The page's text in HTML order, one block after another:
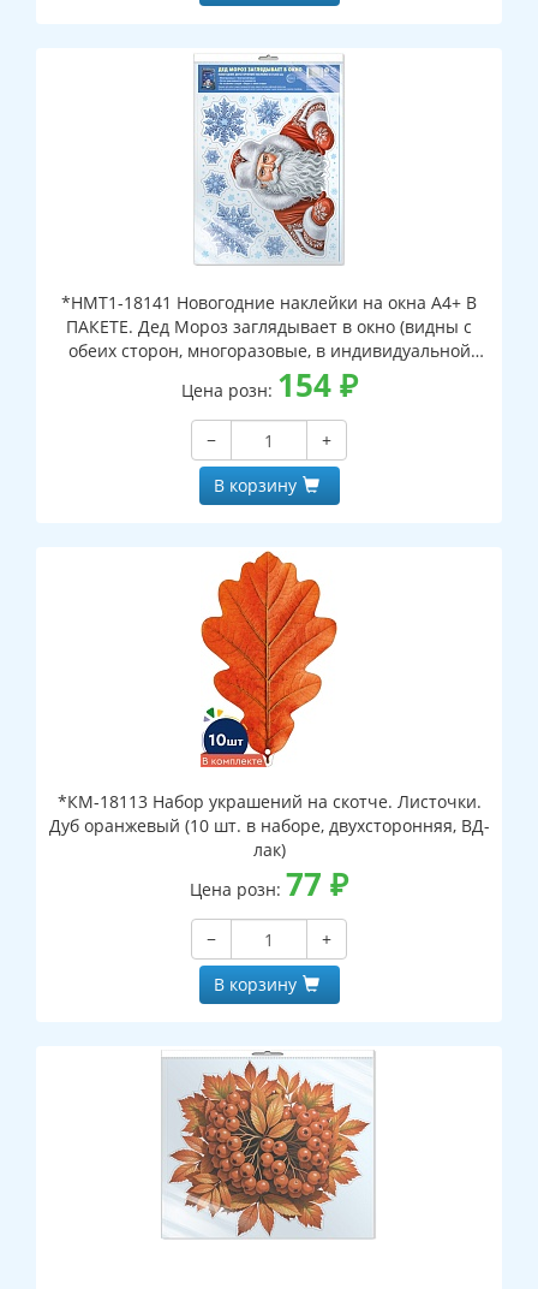
*НМТ1-18141 Новогодние наклейки на окна А4+ В
ПАКЕТЕ. Дед Мороз заглядывает в окно (видны с
обеих сторон, многоразовые, в индивидуальной
упаковке, с европодвесом и клеевым клапаном)
Цена розн: 154₽
−
+
В корзину
*КМ-18113 Набор украшений на скотче. Листочки.
Дуб оранжевый (10 шт. в наборе, двухсторонняя, ВД-
лак)
Цена розн: 77 ₽
−
+
В корзину